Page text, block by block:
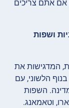
אתם צריכים
ושפות
קבוצות אתניות, המדגישות את
הלשוני, עם
המדינה. השפות
וטאמאנג.